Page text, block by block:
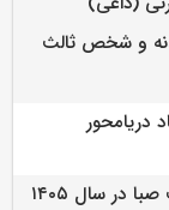
و شخص ثالث
دریامحور
پازل موفقیت شرکت بیمه حکمت صبا در سال ۱۴۰۵